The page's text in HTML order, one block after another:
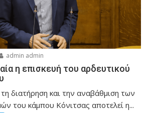
admin admin
η επισκευή του αρδευτικού
διατήρηση και την αναβάθμιση των
του κάμπου Κόνιτσας αποτελεί η...